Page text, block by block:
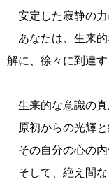
安定した寂静の力
あなたは、生来的
解に、徐々に到達す
生来的な意識の真
原初からの光輝と
その自分の心の内
そして、絶え間な